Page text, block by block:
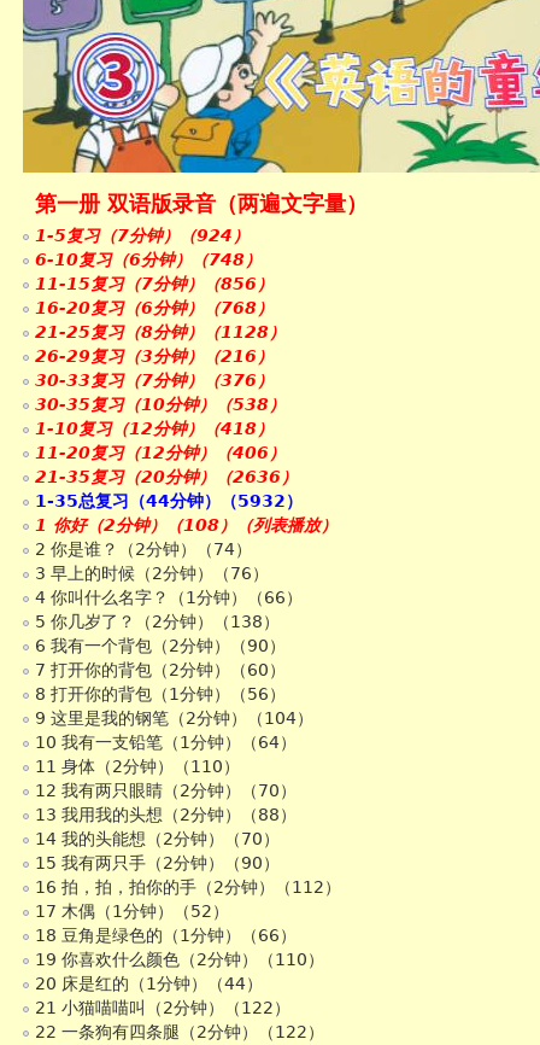
第一册 双语版录音（两遍文字量）
1-5复习（7分钟）（924）
6-10复习（6分钟）（748）
11-15复习（7分钟）（856）
16-20复习（6分钟）（768）
21-25复习（8分钟）（1128）
26-29复习（3分钟）（216）
30-33复习（7分钟）（376）
30-35复习（10分钟）（538）
1-10复习（12分钟）（418）
11-20复习（12分钟）（406）
21-35复习（20分钟）（2636）
1-35总复习（44分钟）（5932）
1 你好（2分钟）（108）（列表播放）
2 你是谁？（2分钟）（74）
3 早上的时候（2分钟）（76）
4 你叫什么名字？（1分钟）（66）
5 你几岁了？（2分钟）（138）
6 我有一个背包（2分钟）（90）
7 打开你的背包（2分钟）（60）
8 打开你的背包（1分钟）（56）
9 这里是我的钢笔（2分钟）（104）
10 我有一支铅笔（1分钟）（64）
11 身体（2分钟）（110）
12 我有两只眼睛（2分钟）（70）
13 我用我的头想（2分钟）（88）
14 我的头能想（2分钟）（70）
15 我有两只手（2分钟）（90）
16 拍，拍，拍你的手（2分钟）（112）
17 木偶（1分钟）（52）
18 豆角是绿色的（1分钟）（66）
19 你喜欢什么颜色（2分钟）（110）
20 床是红的（1分钟）（44）
21 小猫喵喵叫（2分钟）（122）
22 一条狗有四条腿（2分钟）（122）